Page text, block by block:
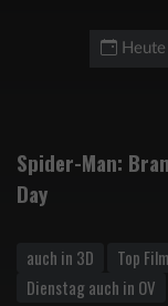
Heute
Spider-Man:
Day
auch in 3D
Top Film
Dienstag auch in OV